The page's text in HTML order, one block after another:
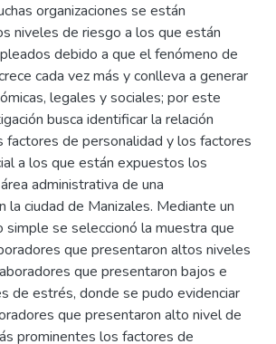
organizaciones se están
niveles de riesgo a los que están
debido a que el fenómeno de
cada vez más y conlleva a generar
legales y sociales; por este
busca identificar la relación
de personalidad y los factores
a los que están expuestos los
administrativa de una
la ciudad de Manizales. Mediante un
se seleccionó la muestra que
que presentaron altos niveles
que presentaron bajos e
de estrés, donde se pudo evidenciar
que presentaron alto nivel de
prominentes los factores de